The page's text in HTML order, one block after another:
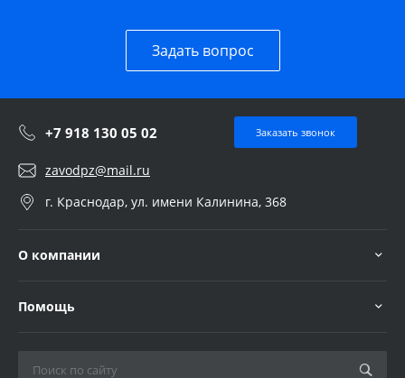
Задать вопрос
+7 918 130 05 02 Заказать звонок
zavodpz@mail.ru
г. Краснодар, ул. имени Калинина, 368
О компании
Помощь